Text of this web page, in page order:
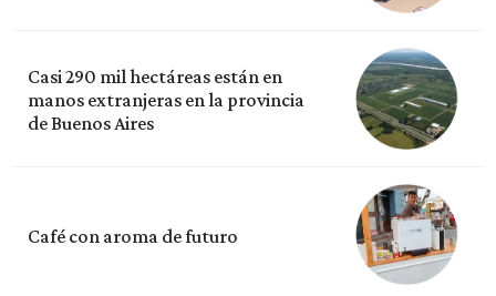
Casi 290 mil hectáreas están en
manos extranjeras en la provincia
de Buenos Aires
Café con aroma de futuro